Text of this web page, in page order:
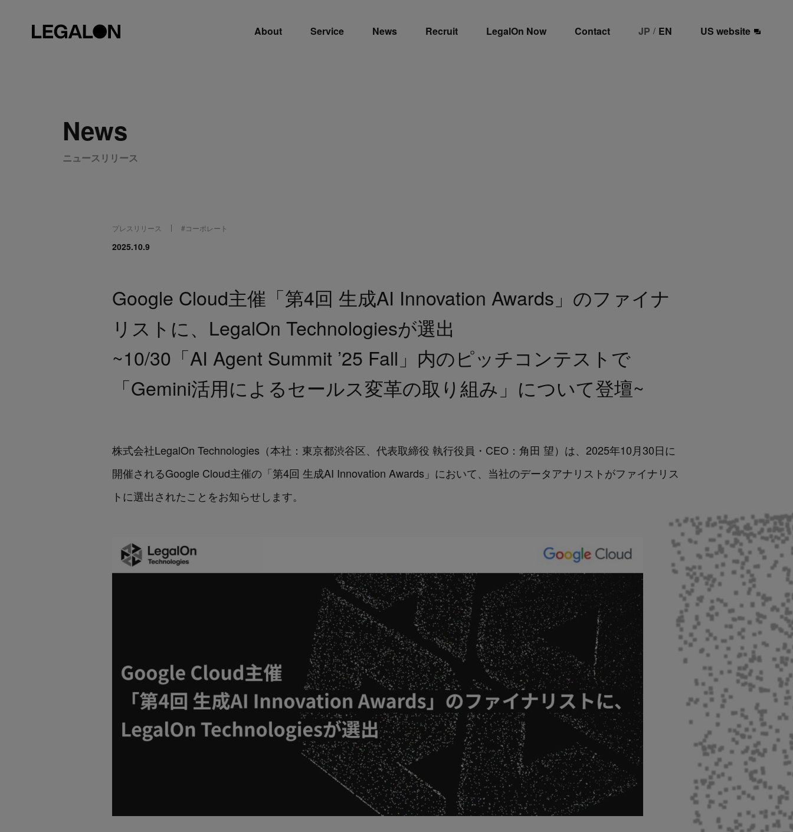
About Service News Recruit LegalOn Now Contact JP / EN US website
News
ニュースリリース
プレスリリース #コーポレート
2025.10.9
Google Cloud主催「第4回 生成AI Innovation Awards」のファイナ
リストに、LegalOn Technologiesが選出
~10/30「AI Agent Summit ’25 Fall」内のピッチコンテストで
「Gemini活用によるセールス変革の取り組み」について登壇~
株式会社LegalOn Technologies（本社：東京都渋谷区、代表取締役 執行役員・CEO：角田 望）は、2025年10月30日に
開催されるGoogle Cloud主催の「第4回 生成AI Innovation Awards」において、当社のデータアナリストがファイナリス
トに選出されたことをお知らせします。